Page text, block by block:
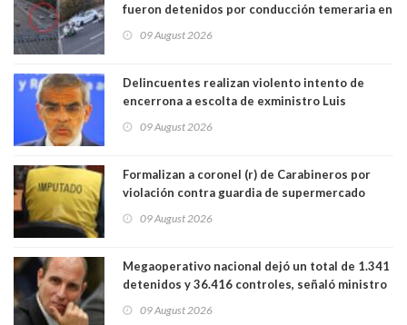
fueron detenidos por conducción temeraria en
09 August 2026
Delincuentes realizan violento intento de
encerrona a escolta de exministro Luis
Lo Espejo
09 August 2026
Formalizan a coronel (r) de Carabineros por
violación contra guardia de supermercado
09 August 2026
Megaoperativo nacional dejó un total de 1.341
detenidos y 36.416 controles, señaló ministro
09 August 2026